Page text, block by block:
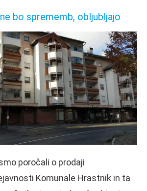
bo sprememb, obljubljajo
poročali o prodaji
Komunale Hrastnik in ta